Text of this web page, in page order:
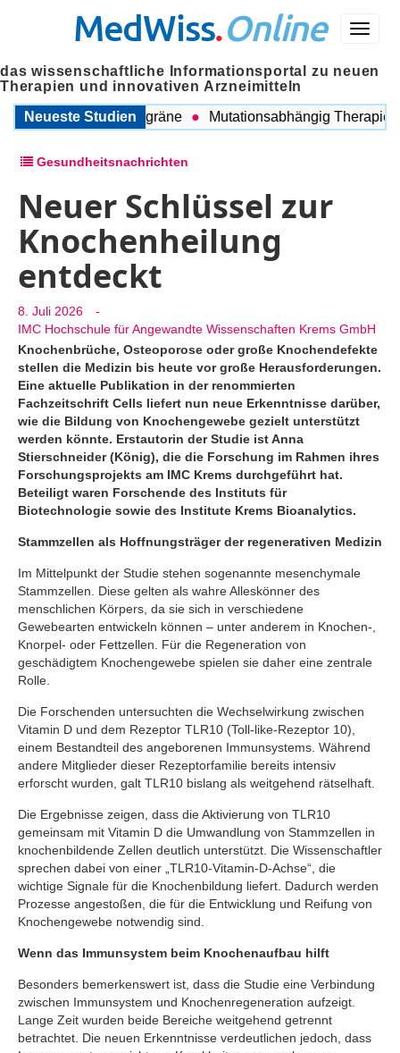
Menü
MedWiss.Online
das wissenschaftliche Informationsportal zu neuen
Therapien und innovativen Arzneimitteln
Neueste Studien
COPD und Migräne Mutationsabhängig Therapie
Gesundheitsnachrichten
Neuer Schlüssel zur
Knochenheilung
entdeckt
8. Juli 2026
-
IMC Hochschule für Angewandte Wissenschaften Krems GmbH
Knochenbrüche, Osteoporose oder große Knochendefekte
stellen die Medizin bis heute vor große Herausforderungen.
Eine aktuelle Publikation in der renommierten
Fachzeitschrift Cells liefert nun neue Erkenntnisse darüber,
wie die Bildung von Knochengewebe gezielt unterstützt
werden könnte. Erstautorin der Studie ist Anna
Stierschneider (König), die die Forschung im Rahmen ihres
Forschungsprojekts am IMC Krems durchgeführt hat.
Beteiligt waren Forschende des Instituts für
Biotechnologie sowie des Institute Krems Bioanalytics.
Stammzellen als Hoffnungsträger der regenerativen Medizin
Im Mittelpunkt der Studie stehen sogenannte mesenchymale
Stammzellen. Diese gelten als wahre Alleskönner des
menschlichen Körpers, da sie sich in verschiedene
Gewebearten entwickeln können – unter anderem in Knochen-,
Knorpel- oder Fettzellen. Für die Regeneration von
geschädigtem Knochengewebe spielen sie daher eine zentrale
Rolle.
Die Forschenden untersuchten die Wechselwirkung zwischen
Vitamin D und dem Rezeptor TLR10 (Toll-like-Rezeptor 10),
einem Bestandteil des angeborenen Immunsystems. Während
andere Mitglieder dieser Rezeptorfamilie bereits intensiv
erforscht wurden, galt TLR10 bislang als weitgehend rätselhaft.
Die Ergebnisse zeigen, dass die Aktivierung von TLR10
gemeinsam mit Vitamin D die Umwandlung von Stammzellen in
knochenbildende Zellen deutlich unterstützt. Die Wissenschaftler
sprechen dabei von einer „TLR10-Vitamin-D-Achse“, die
wichtige Signale für die Knochenbildung liefert. Dadurch werden
Prozesse angestoßen, die für die Entwicklung und Reifung von
Knochengewebe notwendig sind.
Wenn das Immunsystem beim Knochenaufbau hilft
Besonders bemerkenswert ist, dass die Studie eine Verbindung
zwischen Immunsystem und Knochenregeneration aufzeigt.
Lange Zeit wurden beide Bereiche weitgehend getrennt
betrachtet. Die neuen Erkenntnisse verdeutlichen jedoch, dass